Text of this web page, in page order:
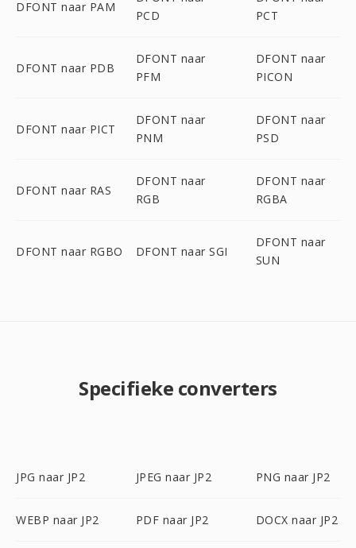
DFONT naar PAM
PCD
PCT
DFONT naar PDB
DFONT naar
PFM
DFONT naar
PICON
DFONT naar PICT
DFONT naar
PNM
DFONT naar
PSD
DFONT naar RAS
DFONT naar
RGB
DFONT naar
RGBA
DFONT naar RGBO DFONT naar SGI
DFONT naar
SUN
Specifieke converters
JPG naar JP2 JPEG naar JP2 PNG naar JP2
WEBP naar JP2 PDF naar JP2 DOCX naar JP2